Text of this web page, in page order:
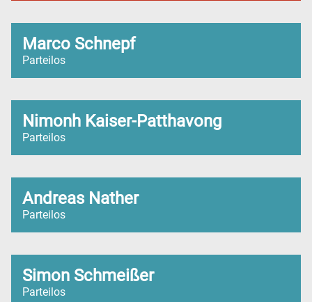
Marco Schnepf
Parteilos
Nimonh Kaiser-Patthavong
Parteilos
Andreas Nather
Parteilos
Simon Schmeißer
Parteilos